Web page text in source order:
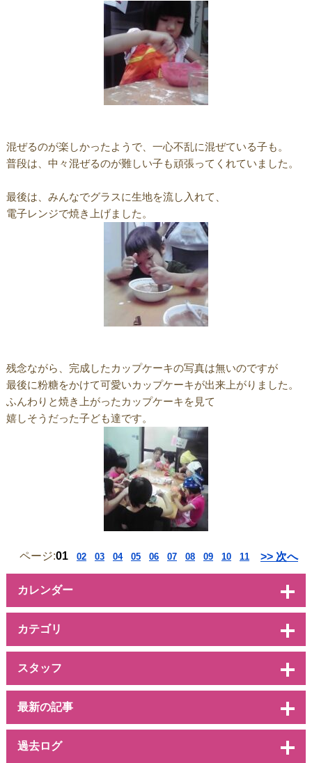
混ぜるのが楽しかったようで、一心不乱に混ぜている子も。
普段は、中々混ぜるのが難しい子も頑張ってくれていました。
最後は、みんなでグラスに生地を流し入れて、
電子レンジで焼き上げました。
残念ながら、完成したカップケーキの写真は無いのですが
最後に粉糖をかけて可愛いカップケーキが出来上がりました。
ふんわりと焼き上がったカップケーキを見て
嬉しそうだった子ども達です。
ページ:01 02 03 04 05 06 07 08 09 10 11 >> 次へ
カレンダー
カテゴリ
スタッフ
最新の記事
過去ログ